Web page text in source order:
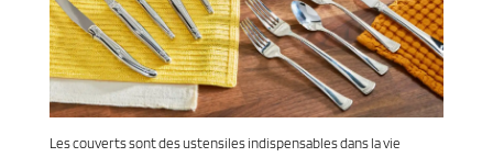
Les couverts sont des ustensiles indispensables dans la vie